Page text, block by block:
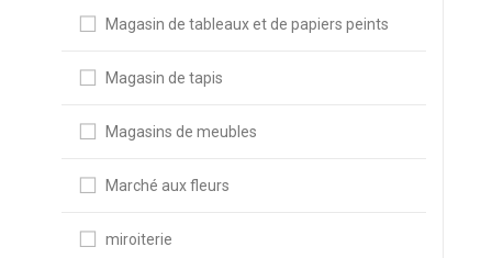
Magasin de tableaux et de papiers peints
Magasin de tapis
Magasins de meubles
Marché aux fleurs
miroiterie